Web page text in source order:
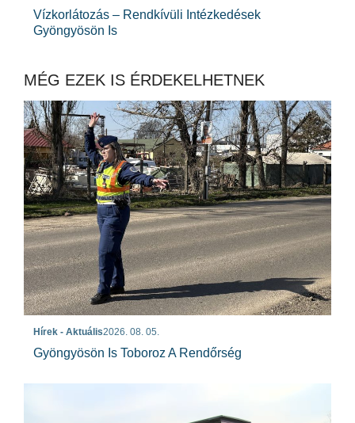
Vízkorlátozás – Rendkívüli Intézkedések
Gyöngyösön Is
MÉG EZEK IS ÉRDEKELHETNEK
Hírek - Aktuális2026. 08. 05.
Gyöngyösön Is Toboroz A Rendőrség